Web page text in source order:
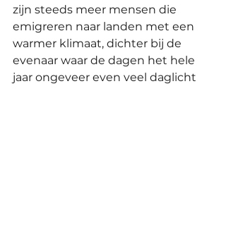
zijn steeds meer mensen die
emigreren naar landen met een
warmer klimaat, dichter bij de
evenaar waar de dagen het hele
jaar ongeveer even veel daglicht